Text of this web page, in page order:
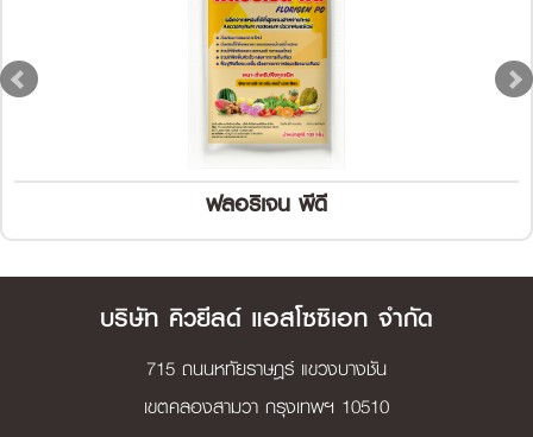
ฟลอริเจน พีดี
บริษัท คิวยีลด์ แอสโซซิเอท จำกัด
715 ถนนหทัยราษฎร์ แขวงบางชัน
เขตคลองสามวา กรุงเทพฯ 10510